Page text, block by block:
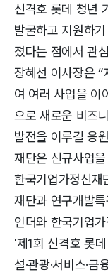
신격호 롯데 청년
발굴하고 지원하
졌다는 점에서 관
장혜선 이사장은
여 여러 사업을 이
으로 새로운 비즈
발전을 이루길 응
재단은 신규사업
한국기업가정신재
재단과 연구개발
인더와 한국기업
'제1회 신격호 롯데
설·관광·서비스·